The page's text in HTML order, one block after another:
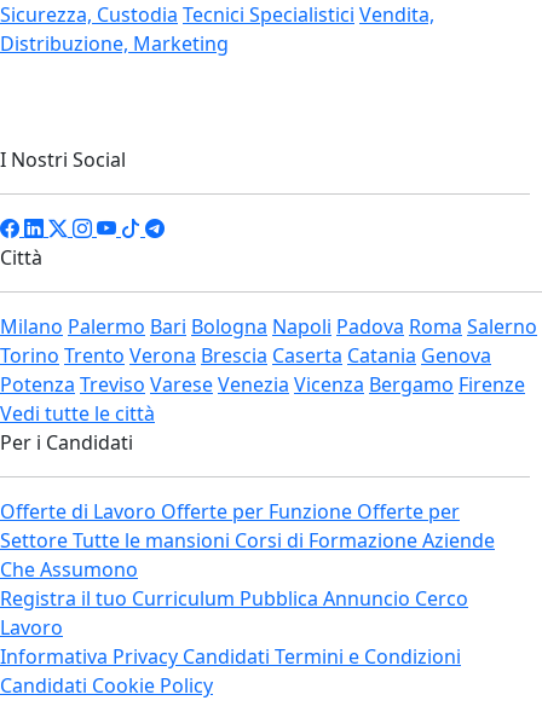
Sicurezza, Custodia Tecnici Specialistici Vendita,
Distribuzione, Marketing
I Nostri Social
Città
Milano Palermo Bari Bologna Napoli Padova Roma Salerno
Torino Trento Verona Brescia Caserta Catania Genova
Potenza Treviso VareseVenezia Vicenza Bergamo Firenze
Vedi tutte le città
Per i Candidati
Offerte di Lavoro Offerte per Funzione Offerte per
SettoreTutte le mansioni Corsi di FormazioneAziende
Che Assumono
Registra il tuo Curriculum Pubblica Annuncio Cerco
Lavoro
Informativa Privacy Candidati Termini e Condizioni
Candidati Cookie Policy